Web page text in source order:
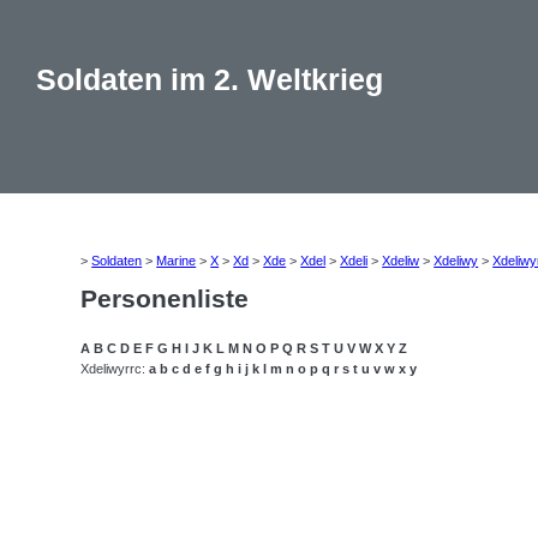
Soldaten im 2. Weltkrieg
>Soldaten >Marine >X >Xd >Xde >Xdel >Xdeli >Xdeliw >Xdeliwy >
Personenliste
A B C D E F G H I J K L M N O P Q R S T U V W X Y Z
Xdeliwyrrc:a b c d e f g h i j k l m n o p q r s t u v w x y